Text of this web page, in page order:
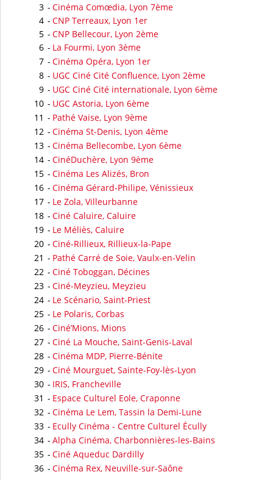
3 - Cinéma Comœdia, Lyon 7ème
4 - CNP Terreaux, Lyon 1er
5 - CNP Bellecour, Lyon 2ème
6 - La Fourmi, Lyon 3ème
7 - Cinéma Opéra, Lyon 1er
8 - UGC Ciné Cité Confluence, Lyon 2ème
9 - UGC Ciné Cité internationale, Lyon 6ème
10 - UGC Astoria, Lyon 6ème
11 - Pathé Vaise, Lyon 9ème
12 - Cinéma St-Denis, Lyon 4ème
13 - Cinéma Bellecombe, Lyon 6ème
14 - CinéDuchère, Lyon 9ème
15 - Cinéma Les Alizés, Bron
16 - Cinéma Gérard-Philipe, Vénissieux
17 - Le Zola, Villeurbanne
18 - Ciné Caluire, Caluire
19 - Le Méliès, Caluire
20 - Ciné-Rillieux, Rillieux-la-Pape
21 - Pathé Carré de Soie, Vaulx-en-Velin
22 - Ciné Toboggan, Décines
23 - Ciné-Meyzieu, Meyzieu
24 - Le Scénario, Saint-Priest
25 - Le Polaris, Corbas
26 - Ciné’Mions, Mions
27 - Ciné La Mouche, Saint-Genis-Laval
28 - Cinéma MDP, Pierre-Bénite
29 - Ciné Mourguet, Sainte-Foy-lès-Lyon
30 - IRIS, Francheville
31 - Espace Culturel Eole, Craponne
32 - Cinéma Le Lem, Tassin la Demi-Lune
33 - Ecully Cinéma - Centre Culturel Écully
34 - Alpha Cinéma, Charbonnières-les-Bains
35 - Ciné Aqueduc Dardilly
36 - Cinéma Rex, Neuville-sur-Saône